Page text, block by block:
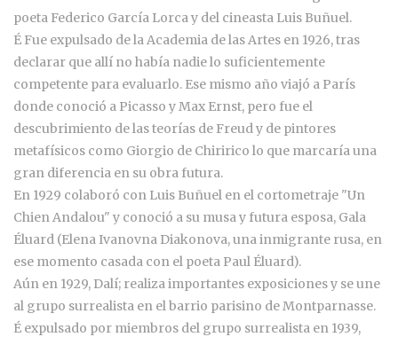
poeta Federico García Lorca y del cineasta Luis Buñuel.
É Fue expulsado de la Academia de las Artes en 1926, tras
declarar que allí no había nadie lo suficientemente
competente para evaluarlo. Ese mismo año viajó a París
donde conoció a Picasso y Max Ernst, pero fue el
descubrimiento de las teorías de Freud y de pintores
metafísicos como Giorgio de Chiririco lo que marcaría una
gran diferencia en su obra futura.
En 1929 colaboró con Luis Buñuel en el cortometraje "Un
Chien Andalou" y conoció a su musa y futura esposa, Gala
Éluard (Elena Ivanovna Diakonova, una inmigrante rusa, en
ese momento casada con el poeta Paul Éluard).
Aún en 1929, Dalí; realiza importantes exposiciones y se une
al grupo surrealista en el barrio parisino de Montparnasse.
É expulsado por miembros del grupo surrealista en 1939,